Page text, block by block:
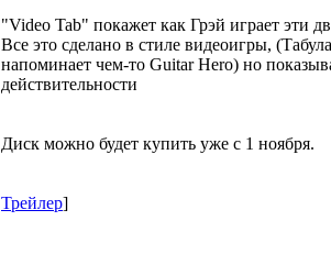
"Video Tab" покажет как Грэй играет эти
Все это сделано в стиле видеоигры,
напоминает чем-то Guitar Hero) но
действительности
Диск можно будет купить уже с 1 ноября.
Трейлер]